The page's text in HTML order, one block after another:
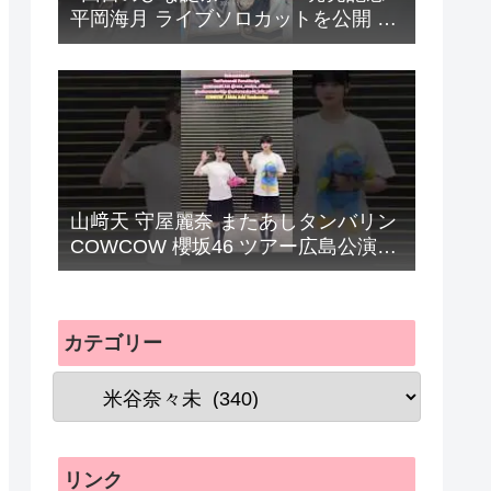
平岡海月 ライブソロカットを公開 #
日向坂46 #hinatazaka46 #
山﨑天 守屋麗奈 またあしタンバリン
COWCOW 櫻坂46 ツアー広島公演お
礼の動画『Sakurazaka46 ARENA
カテゴリー
リンク